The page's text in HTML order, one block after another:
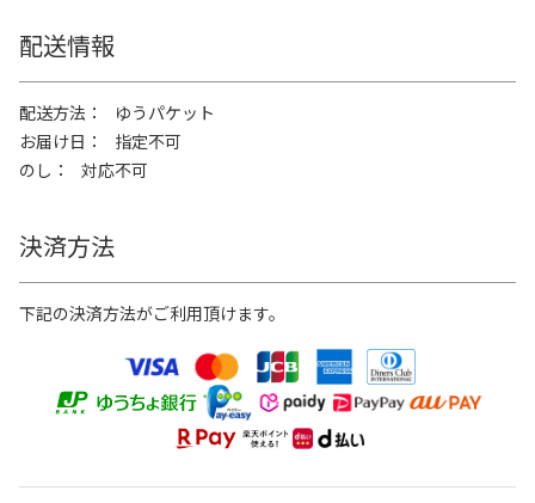
配送情報
配送方法
ゆうパケット
お届け日
指定不可
のし
対応不可
決済方法
下記の決済方法がご利用頂けます。